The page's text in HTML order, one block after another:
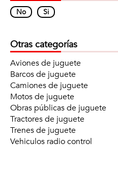
No Si
Otras categorías
Aviones de juguete
Barcos de juguete
Camiones de juguete
Motos de juguete
Obras públicas de juguete
Tractores de juguete
Trenes de juguete
Vehiculos radio control